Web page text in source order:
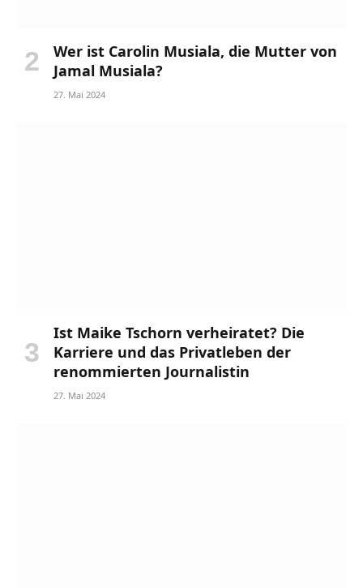
Wer ist Carolin Musiala, die Mutter von
Jamal Musiala?
27. Mai 2024
Ist Maike Tschorn verheiratet? Die
Karriere und das Privatleben der
renommierten Journalistin
27. Mai 2024